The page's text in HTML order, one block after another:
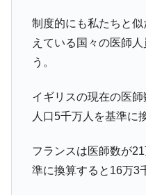
制度的にも私たちと
えている国々の医師
う。
イギリスの現在の医
人口5千万人を基準に
フランスは医師数が
準に換算すると16万3